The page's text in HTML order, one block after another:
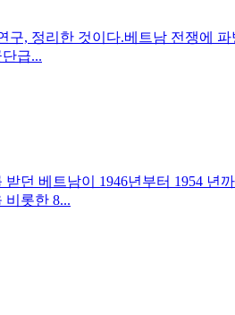
, 정리한 것이다.베트남 전쟁에
급...
던 베트남이 1946년부터 1954
비롯한 8...